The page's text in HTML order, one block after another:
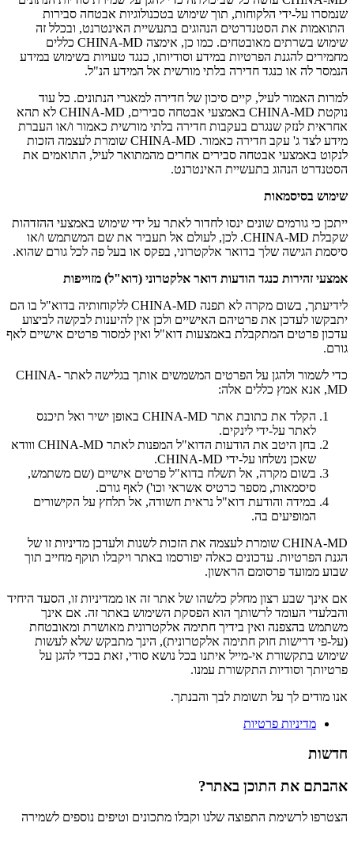
שנמסרו על-ידי הלקוחות, תוך שימוש בטכנולוגיות אבטחה סבירות
התואמות את הסטנדרטים הנהוגים בתעשיית האינטרנט, ובכלל זה
שימוש בשרתים מאובטחים. כמו כן, אימצה CHINA-MD כללים
מחמירים להגנת הפרטיות במידע וסודיותו, כנגד טעויות בשימוש במידע
הנמסר לה או כנגד חדירה בלתי מורשית אל המידע הנ"ל.
למרות האמור לעיל, קיים סיכון של חדירה למאגרי הנתונים. כל עוד
נוקטת CHINA-MD באמצעי אבטחה סבירים, CHINA-MD לא תהא
אחראית לנזק שנגרם בעקבות חדירה בלתי מורשית כאמור ו/או העברת
מידע לצד ג' עקב חדירה כאמור. CHINA-MD שומרת לעצמה הזכות
לנקוט באמצעי אבטחה סבירים אחרים מהמתואר לעיל, התואמים את
הסטנדרט הנהוג בתעשיית האינטרנט.
שימוש בסיסמאות
ייתכן כי גורמים שונים ינסו לחדור לאתר על ידי שימוש באמצעי ההזדהות
שקבלת CHINA-MD. לכן, לעולם אל תעביר את שם המשתמש ו/או
סיסמת הגישה שלך בדואר אלקטרוני, בפקס או בעל פה לכל גורם שהוא.
אמצעי זהירות כנגד הודעות דואר אלקטרוני (דוא"ל) מזוייפות
לידיעתך, בשום מקרה לא תפנה CHINA-MD ללקוחותיה בדוא"ל בו הם
יתבקשו לעדכן את פרטיהם האישיים ולכן אין להיענות לבקשה לביצוע
עדכון פרטים המתקבלת באמצעות דוא"ל ואין למסור פרטים אישיים לאף
גורם.
כדי לשמור ולהגן על הפרטים המשמשים אותך בגלישה לאתר CHINA-
MD, אנא אמץ כללים אלה:
הקלד את כתובת אתר CHINA-MD באופן ישיר ואל תיכנס
לאתר על-ידי לינקים.
בחן היטב את הודעות הדוא"ל המפנות לאתר CHINA-MD ווודא
שאכן נשלחו על-ידי CHINA-MD.
בשום מקרה, אל תשלח בדוא"ל פרטים אישיים (שם משתמש,
סיסמאות, מספר כרטיס אשראי וכו') לאף גורם.
במידה והודעת דוא"ל נראית חשודה, אל תלחץ על הקישורים
המופיעים בה.
CHINA-MD שומרת לעצמה את הזכות לשנות ולעדכן מדיניות זו של
הגנת הפרטיות. עדכונים כאלה יפורסמו באתר ויקבלו תוקף מחייב תוך
שבוע ממועד פרסומם הראשון.
אם אינך שבע רצון מחלק כלשהו של אתר זה או ממדיניות זו, הסעד היחיד
והבלעדי העומד לרשותך הוא הפסקת השימוש באתר זה. אם אינך
משתמש בהצפנה ואין בידיך חתימה אלקטרונית מאושרת ומאובטחת
(על-פי דרישות חוק חתימה אלקטרונית), הינך מתבקש שלא לעשות
שימוש בתקשורת אי-מייל איתנו בכל נושא סודי, זאת בכדי להגן על
פרטיותך וסודיות התקשורת עמנו.
אנו מודים לך על תשומת לבך והבנתך.
מדיניות פרטיות
חדשות
אהבתם את התוכן באתר?
הצטרפו לרשימת התפוצה שלנו וקבלו מתכונים וטיפים נוספים לשמירה